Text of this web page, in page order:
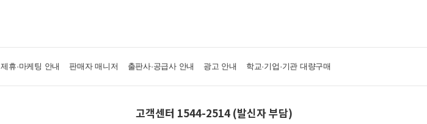
제휴·마케팅 안내 판매자 매니저 출판사·공급사 안내 광고 안내 학교·기업·기관 대량구매
고객센터 1544-2514 (발신자 부담)